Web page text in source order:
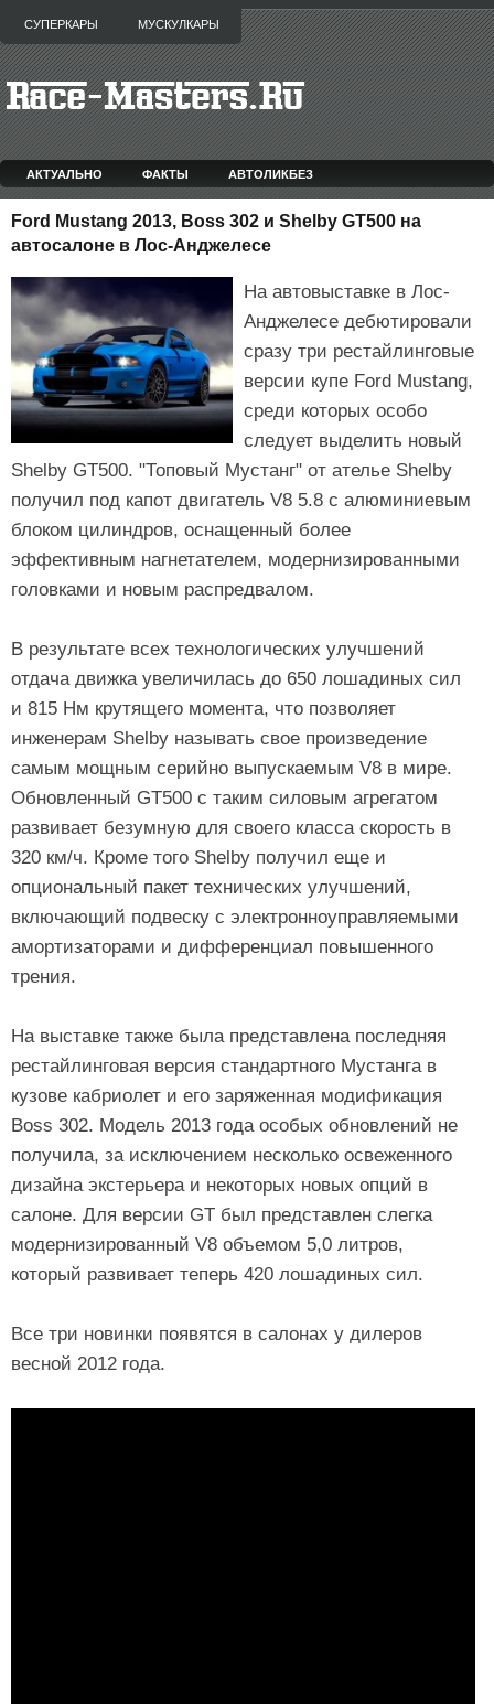
СУПЕРКАРЫ МУСКУЛКАРЫ
АКТУАЛЬНО ФАКТЫ АВТОЛИКБЕЗ
Ford Mustang 2013, Boss 302 и Shelby GT500 на
автосалоне в Лос-Анджелесе
На автовыставке в Лос-
Анджелесе дебютировали
сразу три рестайлинговые
версии купе Ford Mustang,
среди которых особо
следует выделить новый
Shelby GT500. "Топовый Мустанг" от ателье Shelby
получил под капот двигатель V8 5.8 с алюминиевым
блоком цилиндров, оснащенный более
эффективным нагнетателем, модернизированными
головками и новым распредвалом.
В результате всех технологических улучшений
отдача движка увеличилась до 650 лошадиных сил
и 815 Нм крутящего момента, что позволяет
инженерам Shelby называть свое произведение
самым мощным серийно выпускаемым V8 в мире.
Обновленный GT500 с таким силовым агрегатом
развивает безумную для своего класса скорость в
320 км/ч. Кроме того Shelby получил еще и
опциональный пакет технических улучшений,
включающий подвеску с электронноуправляемыми
амортизаторами и дифференциал повышенного
трения.
На выставке также была представлена последняя
рестайлинговая версия стандартного Мустанга в
кузове кабриолет и его заряженная модификация
Boss 302. Модель 2013 года особых обновлений не
получила, за исключением несколько освеженного
дизайна экстерьера и некоторых новых опций в
салоне. Для версии GT был представлен слегка
модернизированный V8 объемом 5,0 литров,
который развивает теперь 420 лошадиных сил.
Все три новинки появятся в салонах у дилеров
весной 2012 года.